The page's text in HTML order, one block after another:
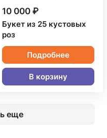
10 000 ₽
Букет из 25 кустовых
роз
Подробнее
В корзину
еще